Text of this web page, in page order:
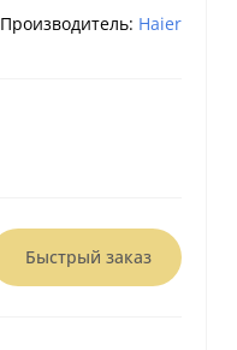
Производитель: Haier
Быстрый заказ